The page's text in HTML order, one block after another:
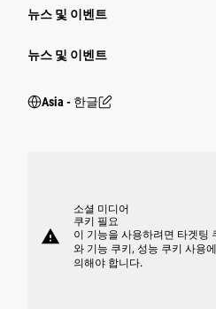
뉴스 및 이벤트
뉴스 및 이벤트
Asia - 한글
warning
소셜 미디어
쿠키 필요
이 기능을 사용하려면 타겟팅
와 기능 쿠키, 성능 쿠키 사용
의해야 합니다.